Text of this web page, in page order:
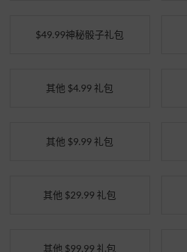
$49.99神秘骰子礼包
其他 $4.99 礼包
其他 $9.99 礼包
其他 $29.99 礼包
其他 $99.99 礼包